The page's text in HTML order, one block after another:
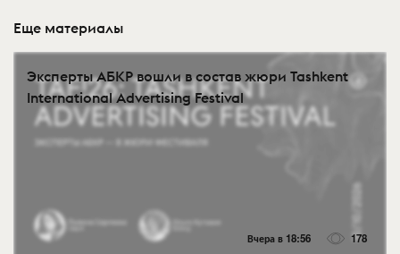
Еще материалы
Эксперты АБКР вошли в состав жюри Tashkent
International Advertising Festival
Вчера в 18:56 178